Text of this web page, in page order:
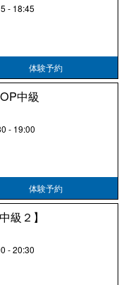
- 18:45
体験予約
中級
- 19:00
体験予約
級２】
- 20:30